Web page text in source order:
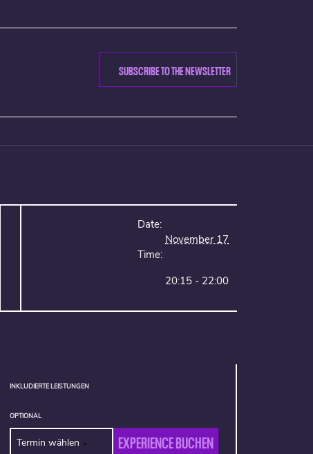
SUBSCRIBE TO THE NEWSLETTER
Date:
November 17
Time:
20:15 - 22:00
INKLUDIERTE LEISTUNGEN
OPTIONAL
Termin wählen EXPERIENCE BUCHEN